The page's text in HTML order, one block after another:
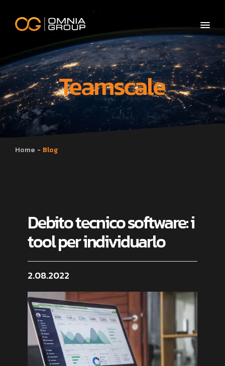
Teamscale
Home Blog
Debito tecnico software: i
tool per individuarlo
2.08.2022